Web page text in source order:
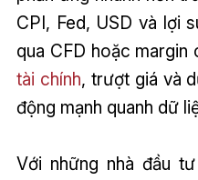
CPI, Fed, USD và lợi
qua CFD hoặc
tài chính, trượt giá và
động mạnh quanh dữ
Với những nhà đầu